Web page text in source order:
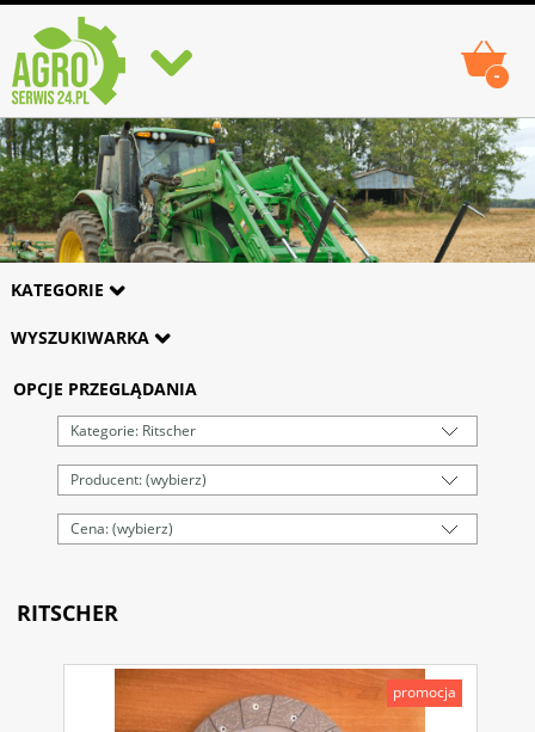
-
KATEGORIE
WYSZUKIWARKA
OPCJE PRZEGLĄDANIA
Kategorie: Ritscher
Producent: (wybierz)
Cena: (wybierz)
RITSCHER
promocja